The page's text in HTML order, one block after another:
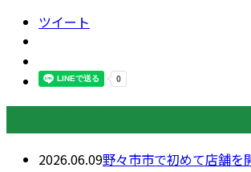
ツイート
2026.06.09野々市市で初めて店舗を